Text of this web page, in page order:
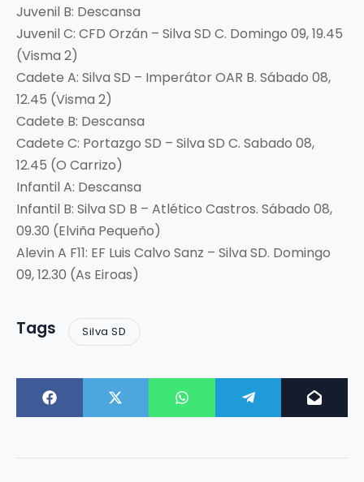
Juvenil B: Descansa
Juvenil C: CFD Orzán – Silva SD C. Domingo 09, 19.45
(Visma 2)
Cadete A: Silva SD – Imperátor OAR B. Sábado 08,
12.45 (Visma 2)
Cadete B: Descansa
Cadete C: Portazgo SD – Silva SD C. Sabado 08,
12.45 (O Carrizo)
Infantil A: Descansa
Infantil B: Silva SD B – Atlético Castros. Sábado 08,
09.30 (Elviña Pequeño)
Alevin A F11: EF Luis Calvo Sanz – Silva SD. Domingo
09, 12.30 (As Eiroas)
Tags Silva SD